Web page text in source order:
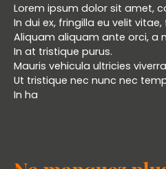
Lorem ipsum dolor sit amet,
In dui ex, fringilla eu velit
Aliquam aliquam ante orci, a
In at tristique purus.
Mauris vehicula ultricies
Ut tristique nec nunc nec
In ha